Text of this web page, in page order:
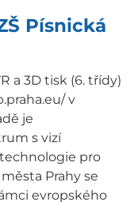
Písnická
a 3D tisk (6. třídy)
v
je
s vizí
pro
Prahy se
evropského